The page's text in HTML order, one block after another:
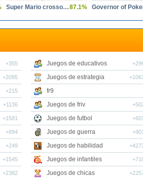
Super Mario crossover87.1% Governor of
+355
+2095
+215
+1136
+1581
+894
+249
+1545
+2382
Juegos de educativos
Juegos de estrategia +1061
fr9
Juegos de friv
Juegos de futbol +601
Juegos de guerra +901
Juegos de habilidad
Juegos de infantiles
Juegos de chicas